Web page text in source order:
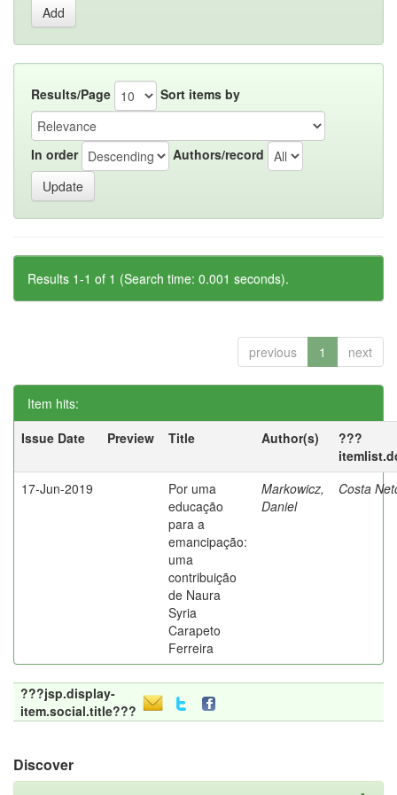
Results/Page Sort items by
In order Authors/record
Results 1-1 of 1 (Search time: 0.001 seconds).
previous 1 next
Item hits:
Issue Date
Preview Title Author(s)
???
17-Jun-2019
Por uma
educação
para a
emancipação:
uma
contribuição
de Naura
Syria
Carapeto
Ferreira
Markowicz,
Daniel
Costa
???jsp.display-
item.social.title???
Discover